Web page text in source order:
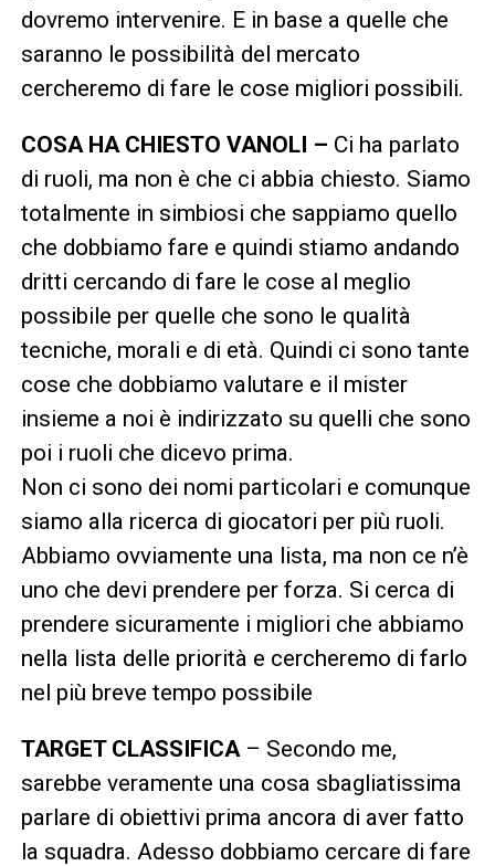
dovremo intervenire. E in base a quelle che
saranno le possibilità del mercato
cercheremo di fare le cose migliori possibili.
COSA HA CHIESTO VANOLI – Ci ha parlato
di ruoli, ma non è che ci abbia chiesto. Siamo
totalmente in simbiosi che sappiamo quello
che dobbiamo fare e quindi stiamo andando
dritti cercando di fare le cose al meglio
possibile per quelle che sono le qualità
tecniche, morali e di età. Quindi ci sono tante
cose che dobbiamo valutare e il mister
insieme a noi è indirizzato su quelli che sono
poi i ruoli che dicevo prima.
Non ci sono dei nomi particolari e comunque
siamo alla ricerca di giocatori per più ruoli.
Abbiamo ovviamente una lista, ma non ce n’è
uno che devi prendere per forza. Si cerca di
prendere sicuramente i migliori che abbiamo
nella lista delle priorità e cercheremo di farlo
nel più breve tempo possibile
TARGET CLASSIFICA– Secondo me,
sarebbe veramente una cosa sbagliatissima
parlare di obiettivi prima ancora di aver fatto
la squadra. Adesso dobbiamo cercare di fare